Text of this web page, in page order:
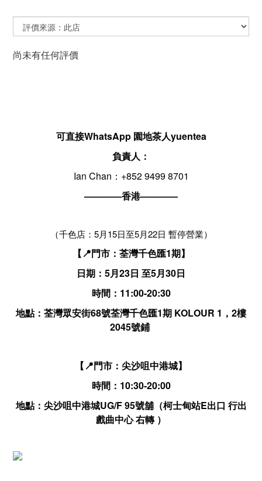
尚未有任何評價
可直接WhatsApp 園地茶人yuentea
負責人：
Ian Chan：+852 9499 8701
————香港————
（千色店：5月15日至5月22日 暫停營業）
【📍門市：荃灣千色匯1期】
日期：5月23日 至5月30日
時間：11:00-20:30
地點：荃灣眾安街68號荃灣千色匯1期 KOLOUR 1，2樓
2045號鋪
【📍門市：尖沙咀中港城】
時間：10:30-20:00
地點：尖沙咀中港城UG/F 95號舖（柯士甸站E出口 行出
戲曲中心 右轉 ）